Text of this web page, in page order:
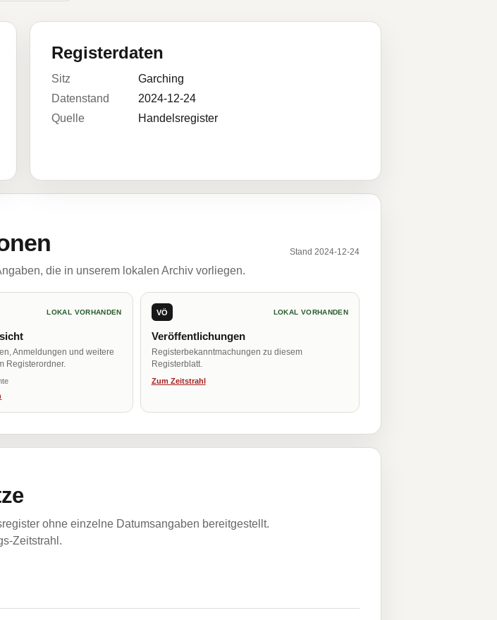
Registerdaten
Sitz
Garching
Datenstand
2024-12-24
Quelle
Handelsregister
Stand 2024-12-24
die in unserem lokalen Archiv vorliegen.
LOKAL VORHANDEN
Anmeldungen und weitere
Registerordner.
VÖ LOKAL VORHANDEN
Veröffentlichungen
Registerbekanntmachungen zu diesem
Registerblatt.
Zum Zeitstrahl
ohne einzelne Datumsangaben bereitgestellt.
Zeitstrahl.